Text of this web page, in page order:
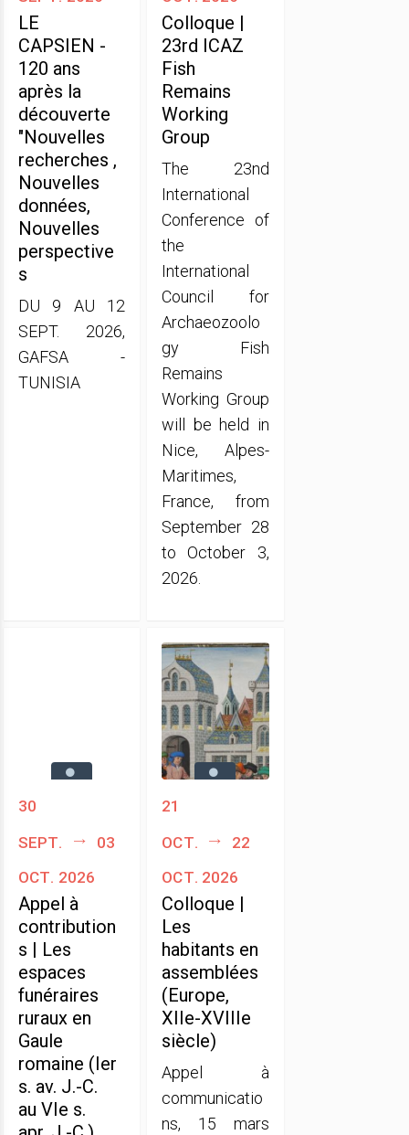
LE
CAPSIEN -
120 ans
après la
découverte
"Nouvelles
recherches ,
Nouvelles
données,
Nouvelles
perspective
s
DU 9 AU 12
SEPT. 2026,
GAFSA -
TUNISIA
Colloque |
23rd ICAZ
Fish
Remains
Working
Group
The 23nd
International
Conference of
the
International
Council for
Archaeozoolo
gy Fish
Remains
Working Group
will be held in
Nice, Alpes-
Maritimes,
France, from
September 28
to October 3,
2026.
30
sept.
03
oct. 2026
Appel à
contribution
s | Les
espaces
funéraires
ruraux en
Gaule
romaine (Ier
s. av. J.-C.
au VIe s.
21
oct.
22
oct. 2026
Colloque |
Les
habitants en
assemblées
(Europe,
XIIe-XVIIIe
siècle)
Appel à
communicatio
ns, 15 mars